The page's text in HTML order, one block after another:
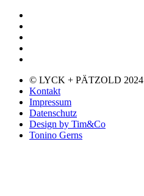
© LYCK + PÄTZOLD 2024
Kontakt
Impressum
Datenschutz
Design by Tim&Co
Tonino Gerns